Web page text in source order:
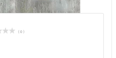
( 0 )